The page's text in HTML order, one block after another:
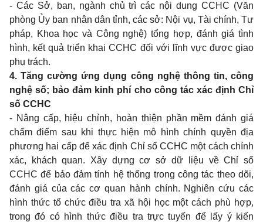
- Các Sở, ban, ngành chủ trì các nội dung CCHC (Văn
phòng Ủy ban nhân dân tỉnh, các sở: Nội vụ, Tài chính, Tư
pháp, Khoa học và Công nghệ) tổng hợp, đánh giá tình
hình, kết quả triển khai CCHC đối với lĩnh vực được giao
phụ trách.
4. Tăng cường ứng dụng công nghệ thông tin, công
nghệ số; bảo đảm kinh phí cho công tác xác định Chỉ
số CCHC
- Nâng cấp, hiệu chỉnh, hoàn thiện phần mềm đánh giá
chấm điểm sau khi thực hiện mô hình chính quyền địa
phương hai cấp để xác định Chỉ số CCHC một cách chính
xác, khách quan. Xây dựng cơ sở dữ liệu về Chỉ số
CCHC để bảo đảm tính hệ thống trong công tác theo dõi,
đánh giá của các cơ quan hành chính. Nghiên cứu các
hình thức tổ chức điều tra xã hội học một cách phù hợp,
trong đó có hình thức điều tra trực tuyến để lấy ý kiến